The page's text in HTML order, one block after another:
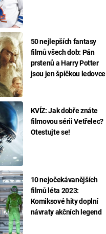
50 nejlepších fantasy
filmů všech dob: Pán
prstenů a Harry Potter
jsou jen špičkou ledovce
KVÍZ: Jak dobře znáte
filmovou sérii Vetřelec?
Otestujte se!
10 nejočekávanějších
filmů léta 2023:
Komiksové hity doplní
návraty akčních legend